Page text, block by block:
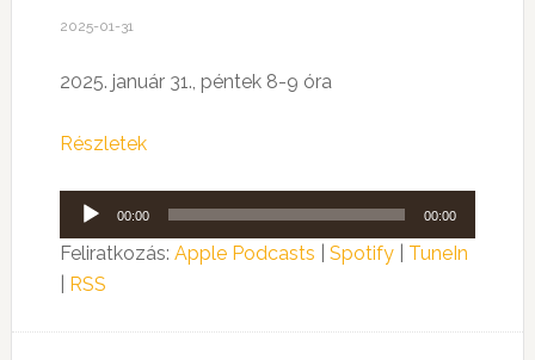
2025-01-31
2025. január 31., péntek 8-9 óra
Részletek
Audió
lejátszó
00:00 00:00
Feliratkozás: Apple Podcasts Spotify| TuneIn
RSS